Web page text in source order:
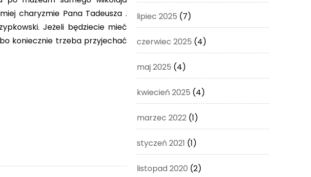
charyzmie Pana Tadeusza .
Jeżeli będziecie mieć
koniecznie trzeba przyjechać
lipiec 2025 (7)
czerwiec 2025 (4)
maj 2025 (4)
kwiecień 2025 (4)
marzec 2022 (1)
styczeń 2021 (1)
listopad 2020 (2)